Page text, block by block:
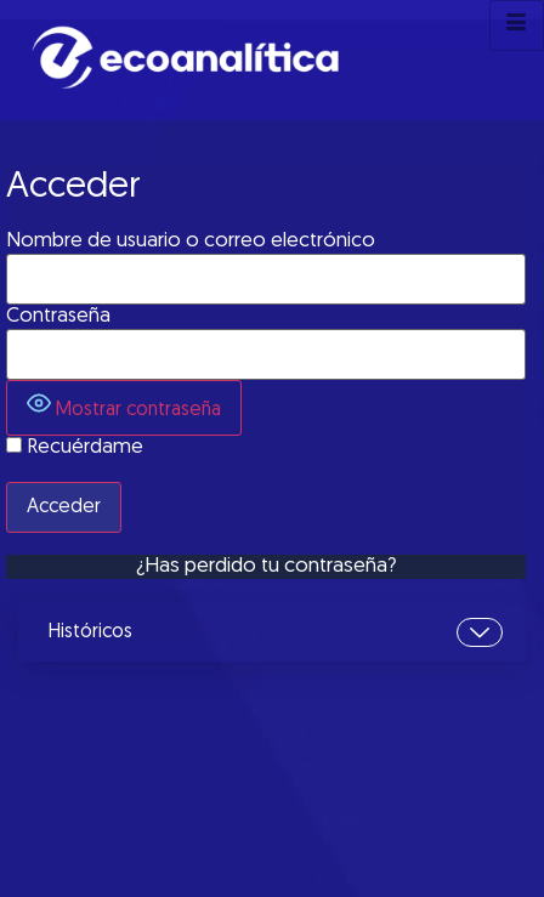
Acceder
Nombre de usuario o correo electrónico
Contraseña
Mostrar contraseña
Recuérdame
¿Has perdido tu contraseña?
Históricos